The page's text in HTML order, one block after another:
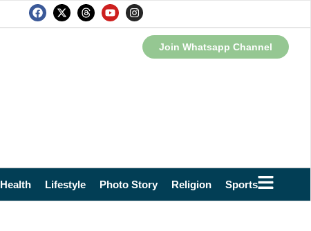
Join Whatsapp Channel
Health Lifestyle Photo Story Religion Sports